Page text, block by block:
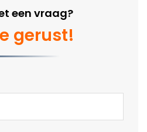
een vraag?
gerust!